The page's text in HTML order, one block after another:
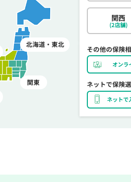
その他の保険
オンラ
ネットで保険
ネットで
北海道・東北
関東
関西
(2店舗)